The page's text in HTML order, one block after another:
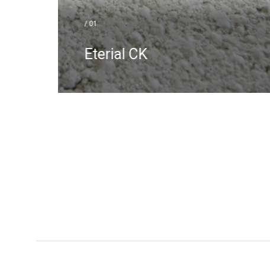
Coeficiente de expansión térmica
equivalente al de la cerámica
Alta resistencia
Ligereza
Transpirabilidad
Estabilidad e inalterabilidad
/ 01
Eterial CK